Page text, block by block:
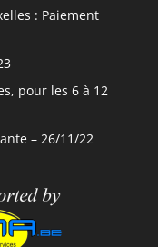
: Paiement
pour les 6 à 12
– 26/11/22